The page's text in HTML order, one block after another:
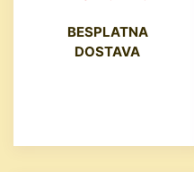
BESPLATNA
DOSTAVA